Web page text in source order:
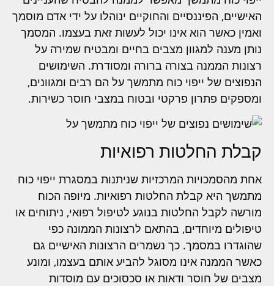
האישיים, הפיננסיים והחוקיים ינוהלו על ידי אדם מוסמך
ואמין כאשר הוא אינו יכול לעשות זאת בעצמו. המסמך
נותן מענה למגוון מצבים בחיים ומבטיח שמירה על
רצונות הממנה בצורה ברורה ומסודרת. השימושים
הנפוצים של ייפוי כוח מתמשך על הם רבים ומגוונים,
ומספקים פתרון פרקטי ובטוח במצבי חוסר כשירות.
קבלת החלטות רפואיות
אחת מהסמכויות המרכזיות שניתנות במסגרת ייפוי כוח
מתמשך היא קבלת החלטות רפואיות. מיופה הכוח
מורשה לקבל החלטות בנוגע לטיפול רפואי, ניתוחים או
טיפולים מיוחדים, בהתאם לרצונות הממונה כפי
שהוגדרו במסמך. כך נשמרים הרצונות האישיים גם
כאשר הממנה אינו מסוגל להביע אותם בעצמו, ומונע
מצבים של חוסר ודאות או סכסוכים עם מוסדות